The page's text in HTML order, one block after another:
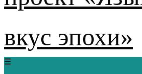
вкус эпохи»
☰